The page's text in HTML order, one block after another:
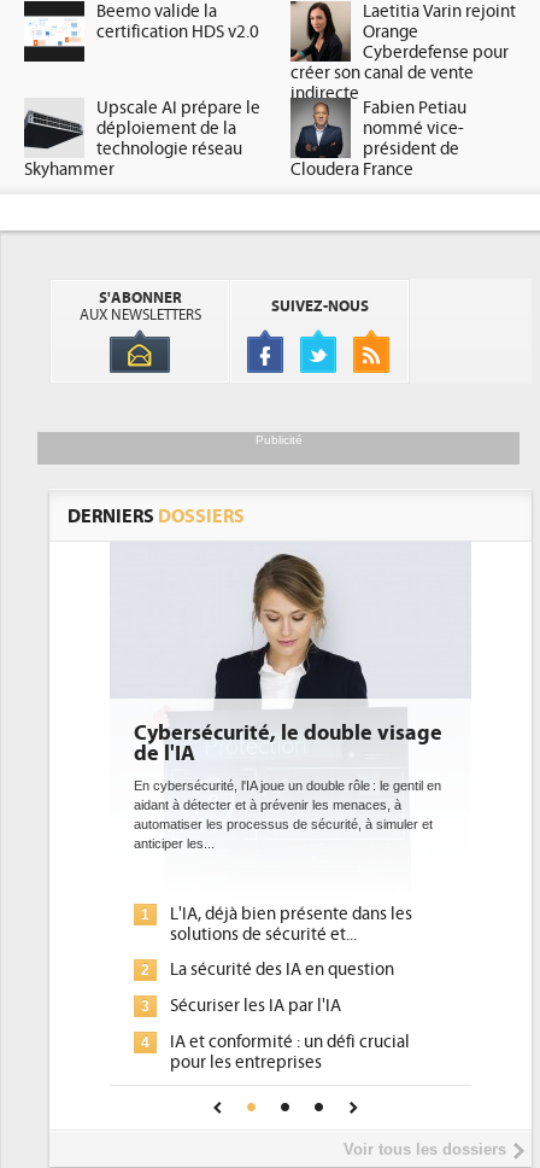
Beemo valide la
certification HDS v2.0
Laetitia Varin rejoint
Orange
Cyberdefense pour
créer son canal de vente
indirecte
Upscale AI prépare le
déploiement de la
technologie réseau
Skyhammer
Fabien Petiau
nommé vice-
président de
Cloudera France
S'ABONNER
AUX NEWSLETTERS
SUIVEZ-NOUS
Publicité
DERNIERS DOSSIERS
Cybersécurité, le double visage
En cybersécurité, l'IA joue un double rôle : le gentil en
aidant à détecter et à prévenir les menaces, à
automatiser les processus de sécurité, à simuler et
L'IA, déjà bien présente dans les
solutions de sécurité et...
La sécurité des IA en question
Sécuriser les IA par l'IA
IA et conformité : un défi crucial
pour les entreprises
Une IA de confiance pour une IA
DEE:
Des datacenters plus
ce que recherchent les
1
2
Phocea DC
Interview de
président de
Voir tous les dossiers